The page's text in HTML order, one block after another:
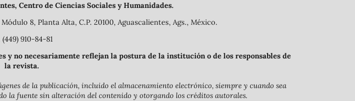
Centro de Ciencias Sociales y Humanidades.
8, Planta Alta, C.P. 20100, Aguascalientes, Ags., México.
(449) 910-84-81
y no necesariamente reflejan la postura de la institución o de los responsables de
la revista.
de la publicación, incluido el almacenamiento electrónico, siempre y cuando sea
la fuente sin alteración del contenido y otorgando los créditos autorales.